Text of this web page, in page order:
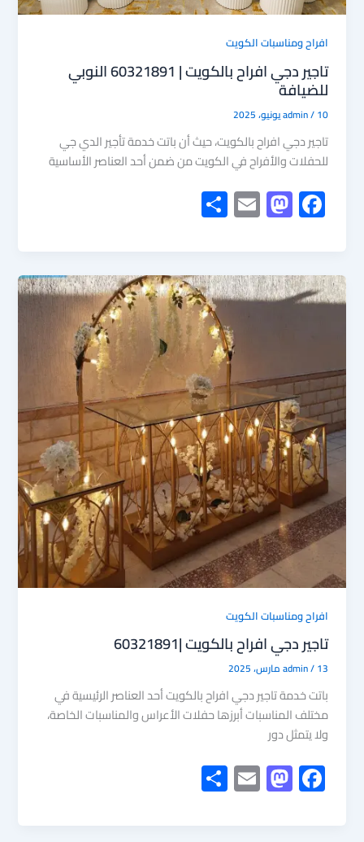
افراح ومناسبات الكويت
تاجير دجي افراح بالكويت | 60321891 النوبي
للضيافة
admin/10 يونيو، 2025
تاجير دجي افراح بالكويت، حيث أن باتت خدمة تأجير الدي جي
للحفلات والأفراح في الكويت من ضمن أحد العناصر الأساسية
F
ac
b
o
M
as
d
o
E
m
e
افراح ومناسبات الكويت
تاجير دجي افراح بالكويت |60321891
admin/13 مارس، 2025
باتت خدمة تاجير دجي افراح بالكويت أحد العناصر الرئيسية في
مختلف المناسبات أبرزها حفلات الأعراس والمناسبات الخاصة،
ولا يتمثل دور
F
ac
M
as
E
m